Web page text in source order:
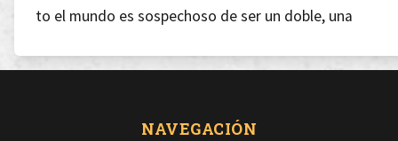
to el mundo es sospechoso de ser un doble, una
NAVEGACIÓN